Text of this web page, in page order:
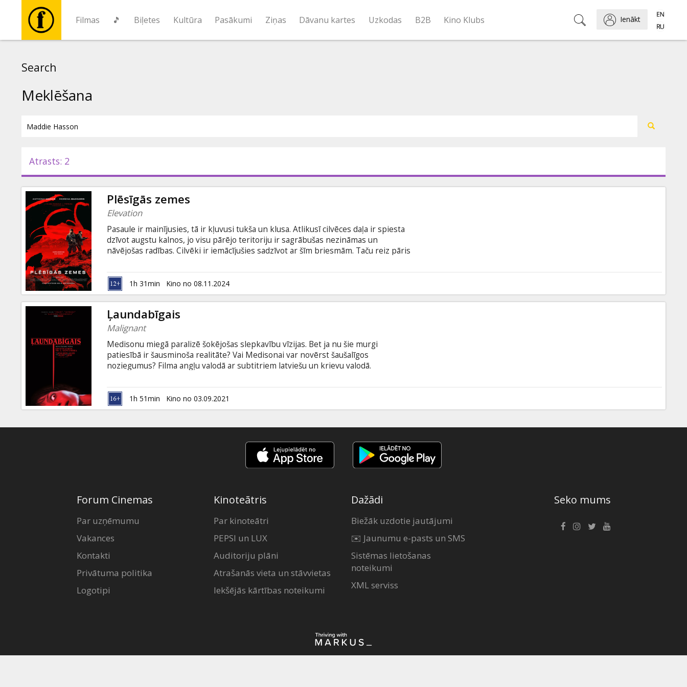
Filmas 🎵 Biļetes Kultūra Pasākumi Ziņas Dāvanu kartes Uzkodas B2B Kino Klubs Ienākt
Pasākumi
Ziņas
Dāvanu
kartes
Uzkodas
B2B
Kino
Search
Meklēšana
Atrasts: 2
Plēsīgās zemes
Elevation
Pasaule ir mainījusies, tā ir kļuvusi tukša un klusa. Atlikusī cilvēces daļa ir spiesta
dzīvot augstu kalnos, jo visu pārējo teritoriju ir sagrābušas nezināmas un
nāvējošas radības. Cilvēki ir iemācījušies sadzīvot ar šīm briesmām. Taču reiz pāris
jau gandrīz iznīcinājuši visu dzīvo uz planētas. Filma angļu valodā ar subtitriem
latviešu un krievu valodā.
1h 31min Kino no 08.11.2024
Ļaundabīgais
Malignant
Medisonu miegā paralizē šokējošas slepkavību vīzijas. Bet ja nu šie murgi
patiesībā ir šausminoša realitāte? Vai Medisonai var novērst šaušalīgos
noziegumus? Filma angļu valodā ar subtitriem latviešu un krievu valodā.
1h 51min Kino no 03.09.2021
Forum Cinemas
Par uzņēmumu
Vakances
Kontakti
Privātuma politika
Logotipi
Kinoteātris
Par kinoteātri
PEPSI un LUX
Auditoriju plāni
Atrašanās vieta un stāvvietas
Iekšējās kārtības noteikumi
Dažādi
Biežāk uzdotie jautājumi
✉️ Jaunumu e-pasts un SMS
Sistēmas lietošanas
noteikumi
XML serviss
Seko mums